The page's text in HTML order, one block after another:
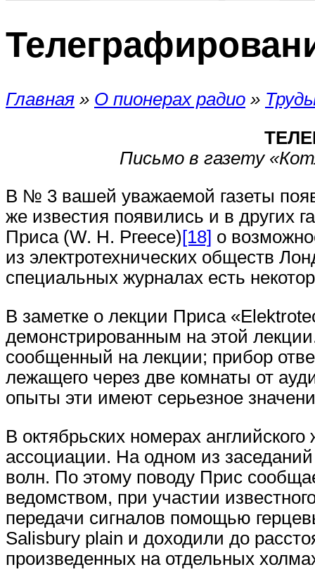
Главная » О пионерах радио »
Письмо в газету
В № 3 вашей уважаемой газеты
же известия появились и в других
Приса (W. Н. Ргеесе) [18] о
из электротехнических обществ
специальных журналах есть
В заметке о лекции Приса
демонстрированным на этой
сообщенный на лекции; прибор
лежащего через две комнаты от
опыты эти имеют серьезное
В октябрьских номерах
ассоциации. На одном из
волн. По этому поводу Прис
ведомством, при участии
передачи сигналов помощью
Salisbury plain и доходили до
произведенных на отдельных